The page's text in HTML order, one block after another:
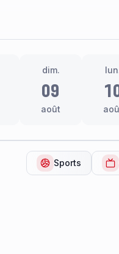
dim.
09
août
Sports